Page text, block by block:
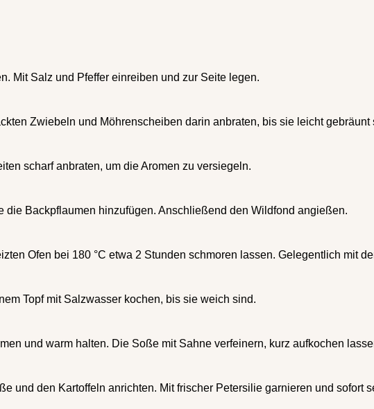
Mit Salz und Pfeffer einreiben und zur Seite legen.
Zwiebeln und Möhrenscheiben darin anbraten, bis sie leicht gebräunt
scharf anbraten, um die Aromen zu versiegeln.
die Backpflaumen hinzufügen. Anschließend den Wildfond angießen.
Ofen bei 180 °C etwa 2 Stunden schmoren lassen. Gelegentlich mit
Topf mit Salzwasser kochen, bis sie weich sind.
und warm halten. Die Soße mit Sahne verfeinern, kurz aufkochen
und den Kartoffeln anrichten. Mit frischer Petersilie garnieren und sofort